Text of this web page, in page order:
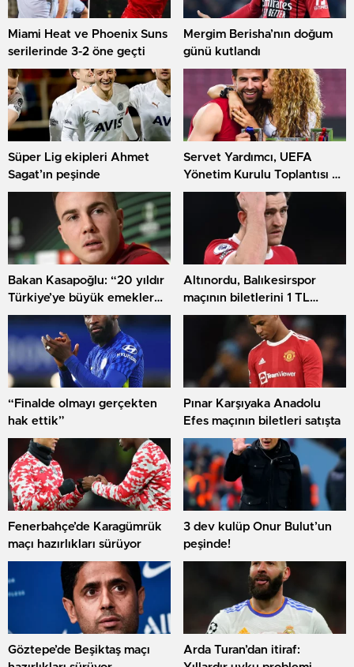
Miami Heat ve Phoenix Suns
serilerinde 3-2 öne geçti
Mergim Berisha’nın doğum
günü kutlandı
Süper Lig ekipleri Ahmet
Sagat’ın peşinde
Servet Yardımcı, UEFA
Yönetim Kurulu Toplantısı ve
UEFA Kongresi’ne katıldı
Bakan Kasapoğlu: “20 yıldır
Türkiye’ye büyük emekler
verdik”
Altınordu, Balıkesirspor
maçının biletlerini 1 TL
olarak belirledi
“Finalde olmayı gerçekten
hak ettik”
Pınar Karşıyaka Anadolu
Efes maçının biletleri satışta
Fenerbahçe’de Karagümrük
maçı hazırlıkları sürüyor
3 dev kulüp Onur Bulut’un
peşinde!
Göztepe’de Beşiktaş maçı
Arda Turan’dan itiraf: